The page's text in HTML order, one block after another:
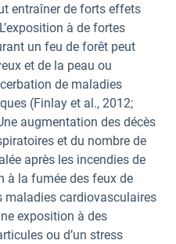
entraîner de forts effets
à de fortes
un feu de forêt peut
et de la peau ou
de maladies
(Finlay et al., 2012;
augmentation des décès
et du nombre de
après les incendies de
à la fumée des feux de
maladies cardiovasculaires
exposition à des
ou d’un stress